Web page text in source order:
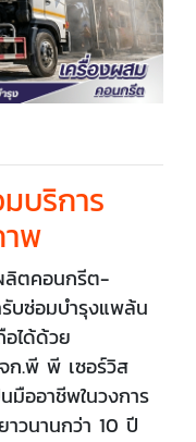
บริการ
พ
ลิตคอนกรีต-
บซ่อมบำรุงแพล้น
ได้ด้วย
ก.พี พี เซอร์วิส
มืออาชีพในวงการ
วนานกว่า 10 ปี